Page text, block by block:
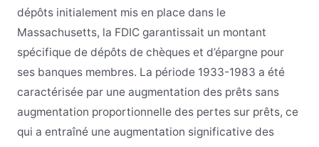
dépôts initialement mis en place dans le
Massachusetts, la FDIC garantissait un montant
spécifique de dépôts de chèques et d’épargne pour
ses banques membres. La période 1933-1983 a été
caractérisée par une augmentation des prêts sans
augmentation proportionnelle des pertes sur prêts, ce
qui a entraîné une augmentation significative des